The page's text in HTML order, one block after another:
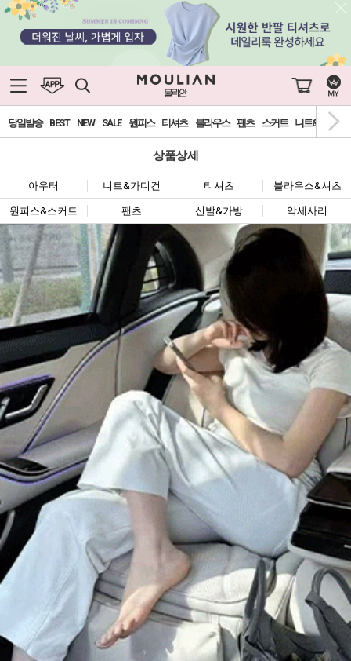
당일발송 BEST NEW SALE 원피스 티셔츠 블라우스 팬츠 스커트 니트&가디건
상품상세
아우터 니트&가디건 티셔츠 블라우스&셔츠
원피스&스커트 팬츠 신발&가방 악세사리